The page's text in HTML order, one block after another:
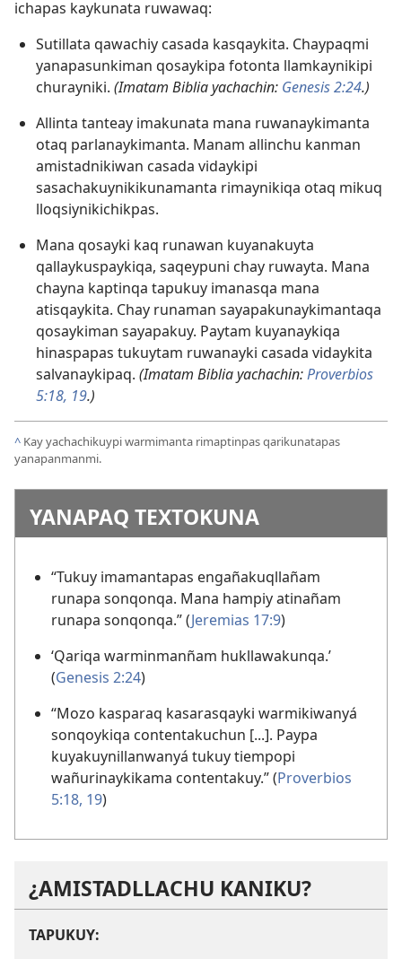
ichapas kaykunata ruwawaq:
Sutillata qawachiy casada kasqaykita. Chaypaqmi
yanapasunkiman qosaykipa fotonta llamkaynikipi
churayniki. (Imatam Biblia yachachin: Genesis 2:24.)
Allinta tanteay imakunata mana ruwanaykimanta
otaq parlanaykimanta. Manam allinchu kanman
amistadnikiwan casada vidaykipi
sasachakuynikikunamanta rimaynikiqa otaq mikuq
lloqsiynikichikpas.
Mana qosayki kaq runawan kuyanakuyta
qallaykuspaykiqa, saqeypuni chay ruwayta. Mana
chayna kaptinqa tapukuy imanasqa mana
atisqaykita. Chay runaman sayapakunaykimantaqa
qosaykiman sayapakuy. Paytam kuyanaykiqa
hinaspapas tukuytam ruwanayki casada vidaykita
salvanaykipaq. (Imatam Biblia yachachin:Proverbios
5:18, 19.)
^ Kay yachachikuypi warmimanta rimaptinpas qarikunatapas
yanapanmanmi.
YANAPAQ TEXTOKUNA
“Tukuy imamantapas engañakuqllañam
runapa sonqonqa. Mana hampiy atinañam
runapa sonqonqa.” (Jeremias 17:9)
‘Qariqa warminmanñam hukllawakunqa.’
(Genesis 2:24)
“Mozo kasparaq kasarasqayki warmikiwanyá
sonqoykiqa contentakuchun [...]. Paypa
kuyakuynillanwanyá tukuy tiempopi
wañurinaykikama contentakuy.” (Proverbios
5:18, 19)
¿AMISTADLLACHU KANIKU?
TAPUKUY: